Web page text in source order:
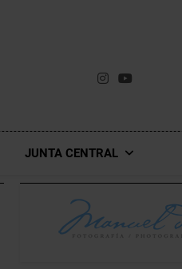
JUNTA CENTRAL